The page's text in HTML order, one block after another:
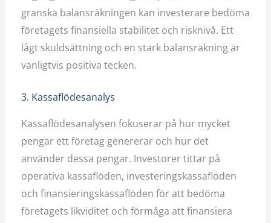
granska balansräkningen kan investerare bedöma
företagets finansiella stabilitet och risknivå. Ett
lågt skuldsättning och en stark balansräkning är
vanligtvis positiva tecken.
3. Kassaflödesanalys
Kassaflödesanalysen fokuserar på hur mycket
pengar ett företag genererar och hur det
använder dessa pengar. Investorer tittar på
operativa kassaflöden, investeringskassaflöden
och finansieringskassaflöden för att bedöma
företagets likviditet och förmåga att finansiera